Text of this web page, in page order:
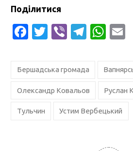
Поділитися
Facebook
Twitter
Viber
Бершадська громада
Олександр Ковальов Руслан
Тульчин Устим Вербецький